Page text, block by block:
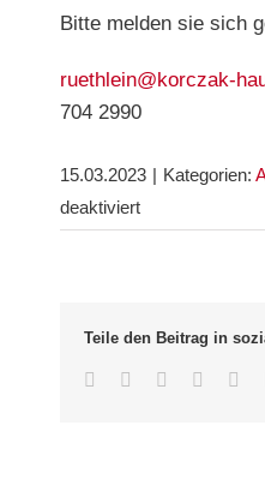
Bitte melden sie sich
ruethlein@korczak-
704 2990
15.03.2023 | Kategorien:
deaktiviertfür
Teile den Beitrag in
Facebook
TwitterLinkedIn